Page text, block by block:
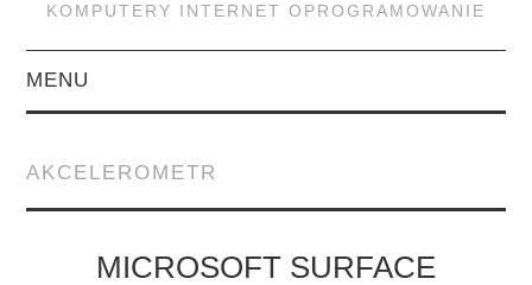
KOMPUTERY INTERNET OPROGRAMOWANIE
MENU
MONITORY
AKCELEROMETR
MICROSOFT SURFACE